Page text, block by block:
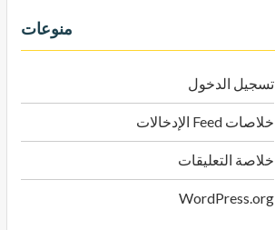
منوعات
تسجيل الدخول
خلاصات Feed الإدخالات
خلاصة التعليقات
WordPress.org